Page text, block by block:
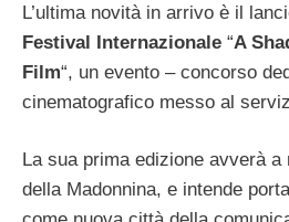
L’ultima novità in arrivo è il
Festival Internazionale “A
Film“, un evento – concorso
cinematografico messo al
La sua prima edizione avverà a
della Madonnina, e intende